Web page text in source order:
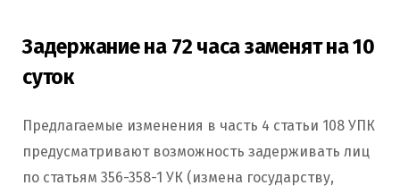
Задержание на 72 часа заменят на 10
суток
Предлагаемые изменения в часть 4 статьи 108 УПК
предусматривают возможность задерживать лиц
по статьям 356-358-1 УК (измена государству,